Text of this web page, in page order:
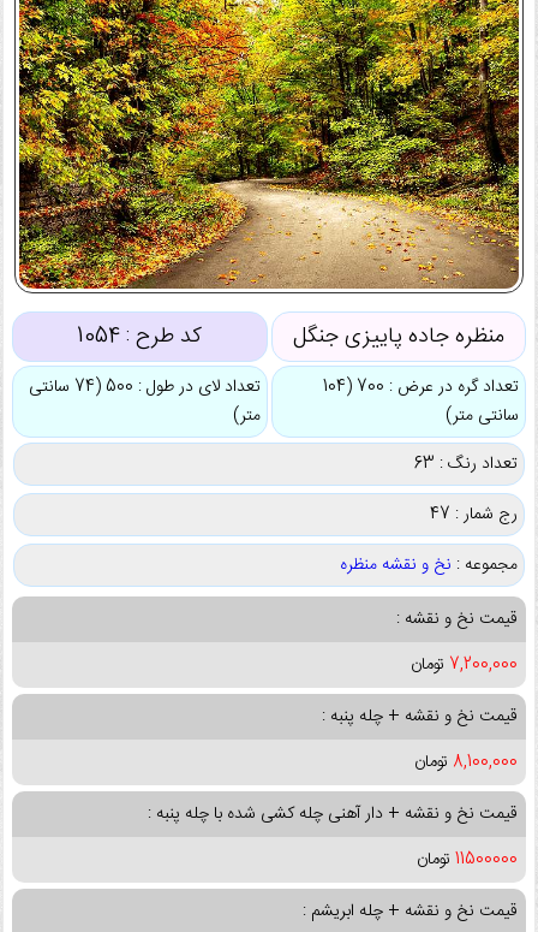
منظره جاده پاییزی جنگل کد طرح :1054
تعداد گره در عرض : 700 (104
سانتی متر)
تعداد لای در طول : 500 (74 سانتی
متر)
تعداد رنگ : 63
رج شمار : 47
مجموعه : نخ و نقشه منظره
قیمت نخ و نقشه :
7,200,000 تومان
قیمت نخ و نقشه + چله پنبه :
8,100,000 تومان
قیمت نخ و نقشه + دار آهنی چله کشی شده با چله پنبه :
11500000 تومان
قیمت نخ و نقشه + چله ابریشم :